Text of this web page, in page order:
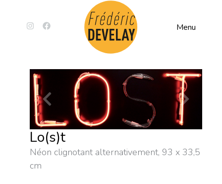
Menu
Lo(s)t
Néon clignotant alternativement, 93 x 33,5
cm